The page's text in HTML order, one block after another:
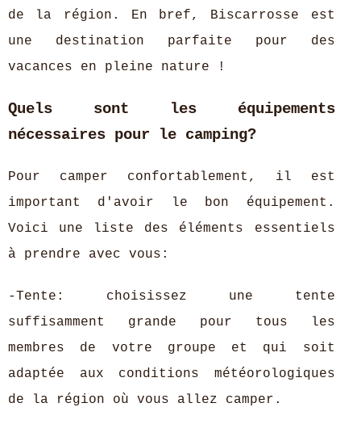
de la région. En bref, Biscarrosse est
une destination parfaite pour des
vacances en pleine nature !
Quels sont les équipements
nécessaires pour le camping?
Pour camper confortablement, il est
important d'avoir le bon équipement.
Voici une liste des éléments essentiels
à prendre avec vous:
-Tente: choisissez une tente
suffisamment grande pour tous les
membres de votre groupe et qui soit
adaptée aux conditions météorologiques
de la région où vous allez camper.